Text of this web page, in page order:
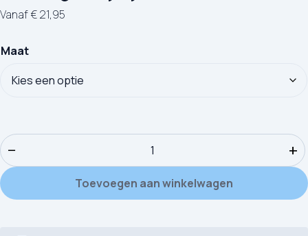
Vanaf€21,95
Maat
Kinderdekbedovertrek Good Morning Marjolijn aantal
− +
Toevoegen aan winkelwagen